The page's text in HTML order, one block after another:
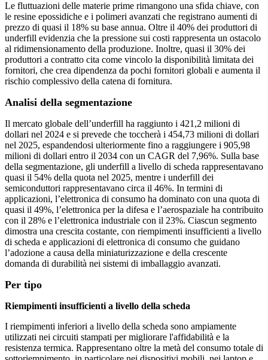
Le fluttuazioni delle materie prime rimangono una sfida chiave, con
le resine epossidiche e i polimeri avanzati che registrano aumenti di
prezzo di quasi il 18% su base annua. Oltre il 40% dei produttori di
underfill evidenzia che la pressione sui costi rappresenta un ostacolo
al ridimensionamento della produzione. Inoltre, quasi il 30% dei
produttori a contratto cita come vincolo la disponibilità limitata dei
fornitori, che crea dipendenza da pochi fornitori globali e aumenta il
rischio complessivo della catena di fornitura.
Analisi della segmentazione
Il mercato globale dell’underfill ha raggiunto i 421,2 milioni di
dollari nel 2024 e si prevede che toccherà i 454,73 milioni di dollari
nel 2025, espandendosi ulteriormente fino a raggiungere i 905,98
milioni di dollari entro il 2034 con un CAGR del 7,96%. Sulla base
della segmentazione, gli underfill a livello di scheda rappresentavano
quasi il 54% della quota nel 2025, mentre i underfill dei
semiconduttori rappresentavano circa il 46%. In termini di
applicazioni, l’elettronica di consumo ha dominato con una quota di
quasi il 49%, l’elettronica per la difesa e l’aerospaziale ha contribuito
con il 28% e l’elettronica industriale con il 23%. Ciascun segmento
dimostra una crescita costante, con riempimenti insufficienti a livello
di scheda e applicazioni di elettronica di consumo che guidano
l’adozione a causa della miniaturizzazione e della crescente
domanda di durabilità nei sistemi di imballaggio avanzati.
Per tipo
Riempimenti insufficienti a livello della scheda
I riempimenti inferiori a livello della scheda sono ampiamente
utilizzati nei circuiti stampati per migliorare l'affidabilità e la
resistenza termica. Rappresentano oltre la metà del consumo totale di